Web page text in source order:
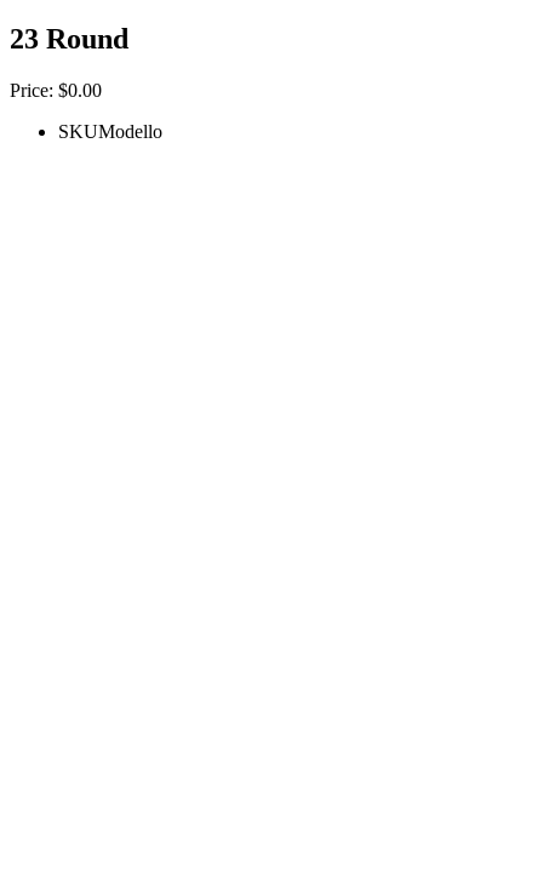
23 Round
Price: $0.00
SKUModello